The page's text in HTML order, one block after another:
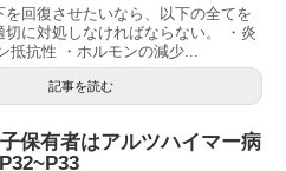
を回復させたいなら、以下の全てを
切に対処しなければならない。 ・炎
抵抗性 ・ホルモンの減少...
記事を読む
保有者はアルツハイマー病